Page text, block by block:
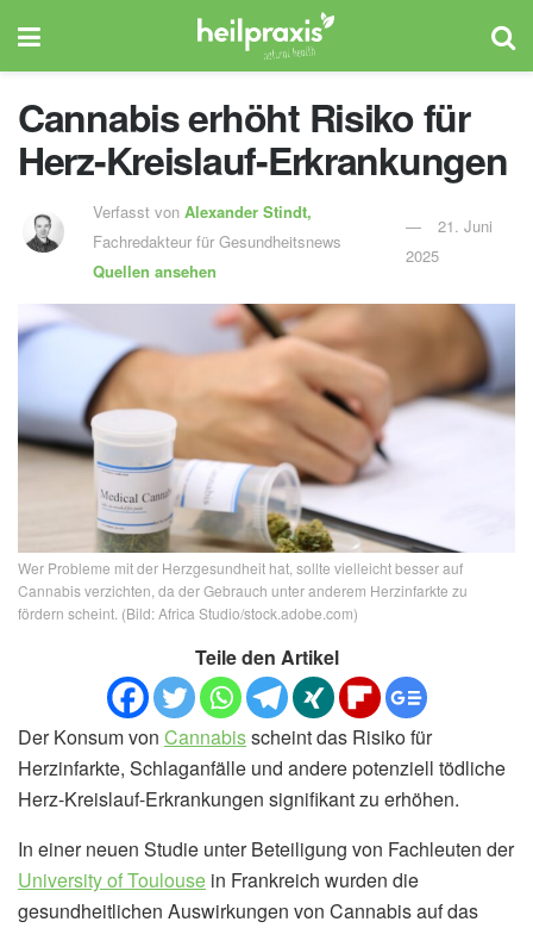
Cannabis erhöht Risiko für
Herz-Kreislauf-Erkrankungen
Verfasst von Alexander Stindt,
Fachredakteur für Gesundheitsnews
Quellen ansehen
21. Juni
2025
Wer Probleme mit der Herzgesundheit hat, sollte vielleicht besser auf
Cannabis verzichten, da der Gebrauch unter anderem Herzinfarkte zu
fördern scheint. (Bild: Africa Studio/stock.adobe.com)
Teile den Artikel
Der Konsum von Cannabisscheint das Risiko für
Herzinfarkte, Schlaganfälle und andere potenziell tödliche
Herz-Kreislauf-Erkrankungen signifikant zu erhöhen.
In einer neuen Studie unter Beteiligung von Fachleuten der
University of Toulouse in Frankreich wurden die
gesundheitlichen Auswirkungen von Cannabis auf das